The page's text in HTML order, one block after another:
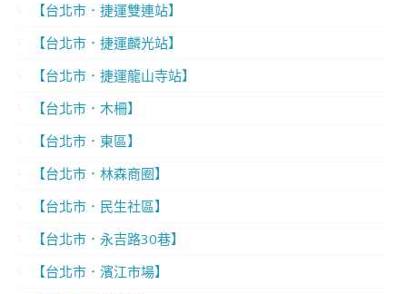
【台北市．捷運雙連站】
【台北市．捷運麟光站】
【台北市．捷運龍山寺站】
【台北市．木柵】
【台北市．東區】
【台北市．林森商圈】
【台北市．民生社區】
【台北市．永吉路30巷】
【台北市．濱江市場】